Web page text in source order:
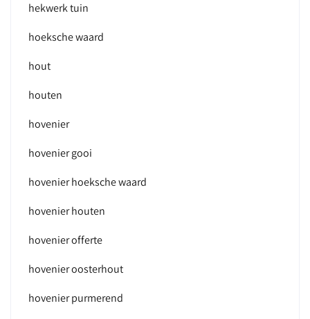
hekwerk tuin
hoeksche waard
hout
houten
hovenier
hovenier gooi
hovenier hoeksche waard
hovenier houten
hovenier offerte
hovenier oosterhout
hovenier purmerend